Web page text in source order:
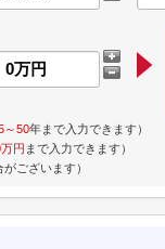
～50年まで入力できます）
円 まで入力できます）
ございます）